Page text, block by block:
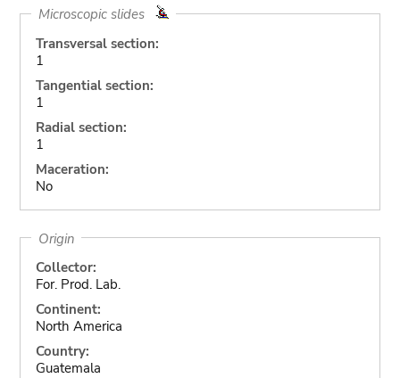
Microscopic slides
Transversal section:
1
Tangential section:
1
Radial section:
1
Maceration:
No
Origin
Collector:
For. Prod. Lab.
Continent:
North America
Country:
Guatemala